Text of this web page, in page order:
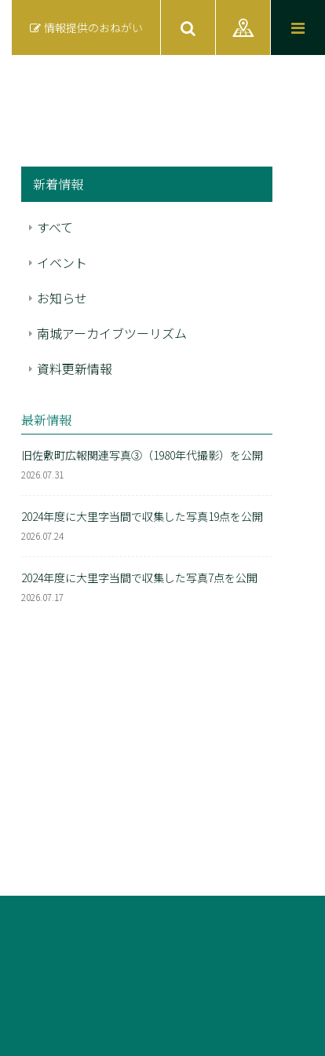
情報提供のおねがい
新着情報
すべて
イベント
お知らせ
南城アーカイブツーリズム
資料更新情報
最新情報
旧佐敷町広報関連写真③（1980年代撮影）を公開
2026.07.31
2024年度に大里字当間で収集した写真19点を公開
2026.07.24
2024年度に大里字当間で収集した写真7点を公開
2026.07.17